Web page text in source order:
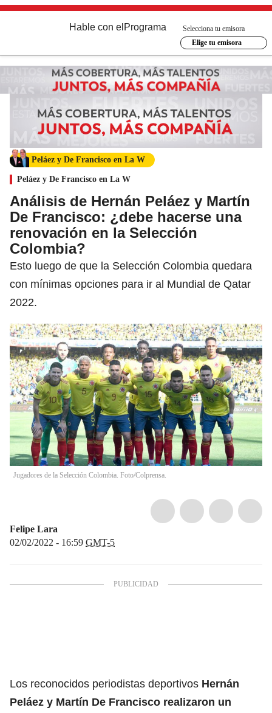
Hable con el Programa
Selecciona tu emisora
Elige tu emisora
Peláez y De Francisco en La W
Peláez y De Francisco en La W
Análisis de Hernán Peláez y Martín
De Francisco: ¿debe hacerse una
renovación en la Selección
Colombia?
Esto luego de que la Selección Colombia quedara
con mínimas opciones para ir al Mundial de Qatar
2022.
Jugadores de la Selección Colombia. Foto/Colprensa.
Felipe Lara
02/02/2022 - 16:59 GMT-5
Los reconocidos periodistas deportivos Hernán
Peláez y Martín De Francisco realizaron un